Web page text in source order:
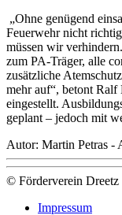
„Ohne genügend
Feuerwehr nicht
müssen wir
zum PA-Träger, alle
zusätzliche
mehr auf“, betont
eingestellt.
geplant – jedoch mit
Autor: Martin Petras -
© Förderverein Dreetz
Impressum